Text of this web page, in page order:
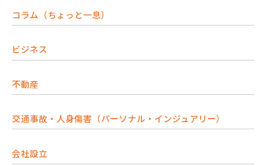
コラム（ちょっと一息）
ビジネス
不動産
交通事故・人身傷害（パーソナル・インジュアリー）
会社設立